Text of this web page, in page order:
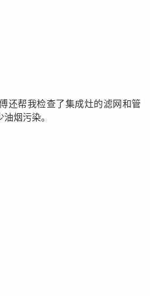
还帮我检查了集成灶的滤网和管
烟污染。